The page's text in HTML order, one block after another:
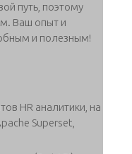
путь, поэтому
Ваш опыт и
и полезным!
HR аналитики, на
Superset,